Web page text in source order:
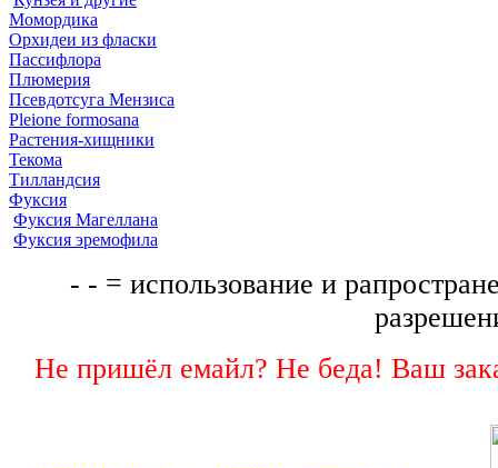
Момордика
Орхидеи из фласки
Пассифлора
Плюмерия
Псевдотсуга Мензиса
Pleione formosana
Растения-хищники
Текома
Тилландсия
Фуксия
Фуксия Магеллана
Фуксия эремофила
- - = использование и
Не пришёл емайл? Не беда! Ваш